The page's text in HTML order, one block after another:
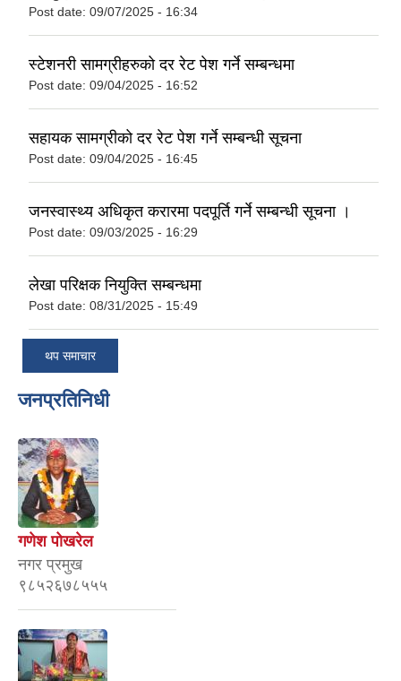
Post date: 09/07/2025 - 16:34
स्टेशनरी सामग्रीहरुको दर रेट पेश गर्ने सम्बन्धमा
Post date: 09/04/2025 - 16:52
सहायक सामग्रीको दर रेट पेश गर्ने सम्बन्धी सूचना
Post date: 09/04/2025 - 16:45
जनस्वास्थ्य अधिकृत करारमा पदपूर्ति गर्ने सम्बन्धी सूचना ।
Post date: 09/03/2025 - 16:29
लेखा परिक्षक नियुक्ति सम्बन्धमा
Post date: 08/31/2025 - 15:49
थप समाचार
जनप्रतिनिधी
गणेश पोखरेल
नगर प्रमुख
९८५२६७८५५५